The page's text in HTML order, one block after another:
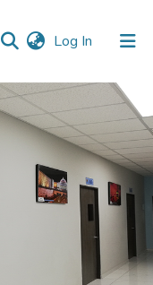
Log In (current)